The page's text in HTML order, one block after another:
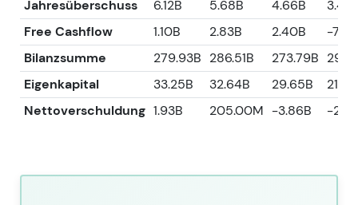
Jahresüberschuss 6.12B 5.68B 4.66B
Free Cashflow
1.10B 2.83B 2.40B
-
Bilanzsumme
279.93B 286.51B 273.79B
Eigenkapital
33.25B 32.64B 29.65B
Nettoverschuldung 1.93B 205.00M -3.86B -